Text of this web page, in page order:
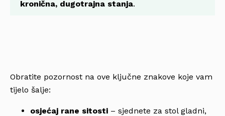
kronična, dugotrajna stanja.
Obratite pozornost na ove ključne znakove koje vam
tijelo šalje:
osjećaj rane sitosti – sjednete za stol gladni,